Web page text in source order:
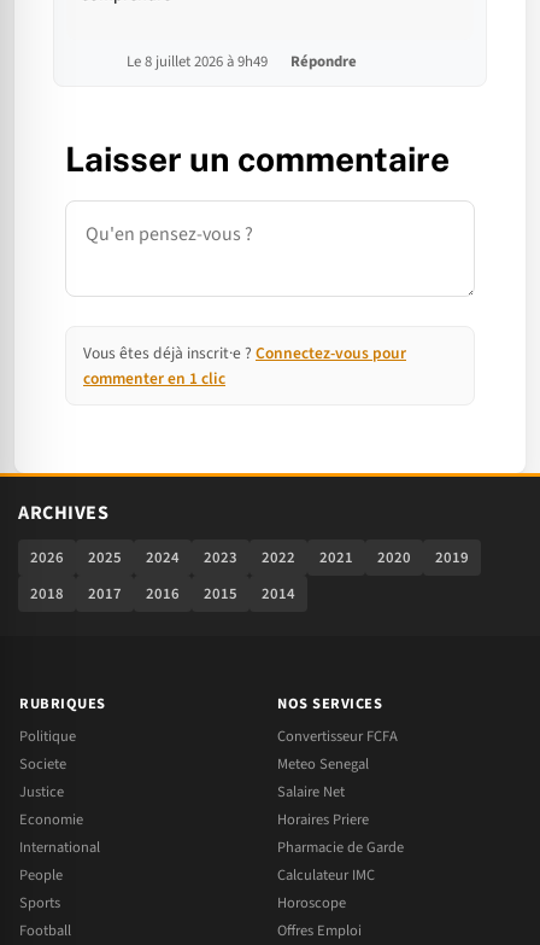
Le 8 juillet 2026 à 9h49 Répondre
Laisser un commentaire
Commentaire
Vous êtes déjà inscrit·e ? Connectez-vous pour
commenter en 1 clic
ARCHIVES
2026 2025 2024 2023 2022 2021 2020
2019
2018
2017 2016 2015 2014
RUBRIQUES
Politique
Societe
Justice
Economie
International
People
Sports
Football
NOS SERVICES
Convertisseur FCFA
Meteo Senegal
Salaire Net
Horaires Priere
Pharmacie de Garde
Calculateur IMC
Horoscope
Offres Emploi